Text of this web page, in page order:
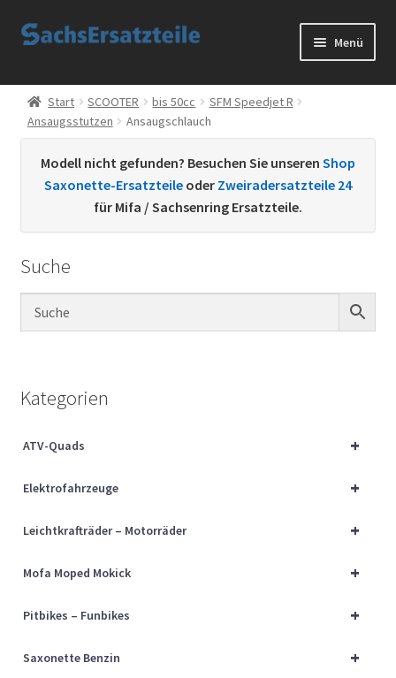
Zur
Zum
Menü
Start
AGB
Datenschutzerklärung
Kontakt
Sachs Ersatzteile
Über uns
Start SCOOTER bis 50cc
SFM Speedjet R
Ansaugsstutzen
Ansaugschlauch
Modell nicht gefunden? Besuchen Sie unseren Shop
Saxonette-Ersatzteile oder Zweiradersatzteile 24
für Mifa / Sachsenring Ersatzteile.
Suche
Kategorien
+
ATV-Quads
+
Elektrofahrzeuge
+
Leichtkrafträder – Motorräder
+
Mofa Moped Mokick
+
Pitbikes – Funbikes
+
Saxonette Benzin